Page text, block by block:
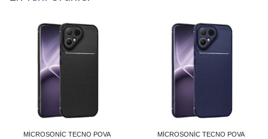
MICROSONIC TECNO POVA
MICROSONIC TECNO POVA